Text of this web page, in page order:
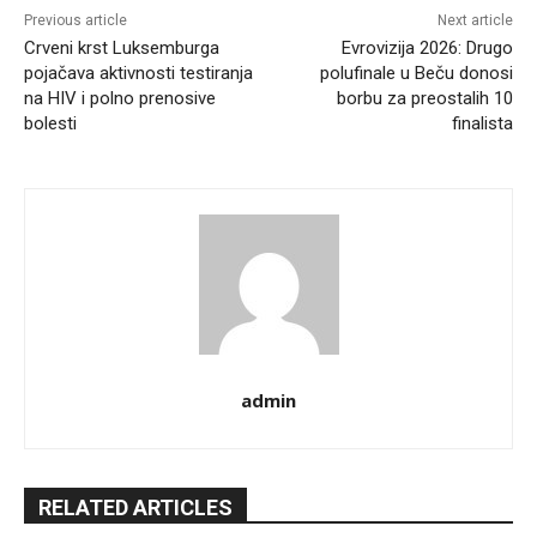
Previous article
Crveni krst Luksemburga
pojačava aktivnosti testiranja
na HIV i polno prenosive
bolesti
Next article
Evrovizija 2026: Drugo
polufinale u Beču donosi
borbu za preostalih 10
finalista
admin
RELATED ARTICLES